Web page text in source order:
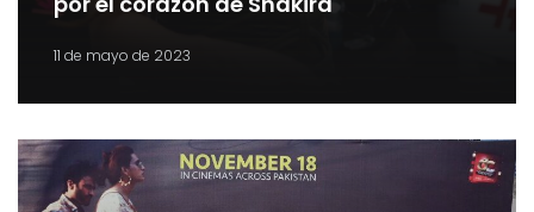
11 de mayo de 2023